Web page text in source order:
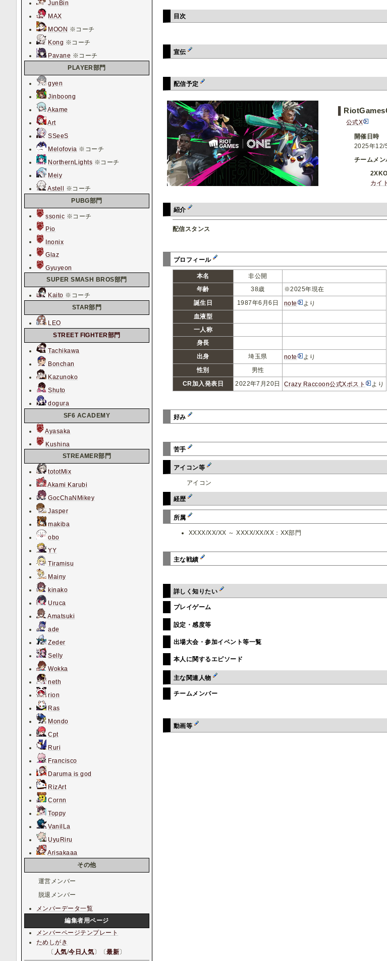
目次
宣伝
配信予定
公式X
開催日時
2025年12/
チームメン
2XKO
カイト
紹介
配信スタンス
プロフィール
本名
非公開
年齢
38歳
※2025年現在
誕生日
1987年6月6日 note
より
血液型
一人称
身長
出身
埼玉県 note
より
性別
男性
CR加入発表日
2022年7月20日 Crazy Raccoon公式Xポスト より
好み
苦手
アイコン等
アイコン
経歴
所属
XXXX/XX/XX ～ XXXX/XX/XX：XX部門
主な戦績
詳しく知りたい
プレイゲーム
設定・感度等
出場大会・参加イベント等一覧
本人に関するエピソード
主な関連人物
チームメンバー
動画等
JunBin
MAX
MOON ※コーチ
Kong ※コーチ
Pavane ※コーチ
PLAYER部門
gyen
Jinboong
Akame
Art
SSeeS
Melofovia ※コーチ
NorthernLights ※コーチ
Meiy
Astell
※コーチ
PUBG部門
ssonic ※コーチ
Pio
Inonix
Glaz
Gyuyeon
SUPER SMASH BROS部門
Kaito ※コーチ
STAR部門
LEO
STREET FIGHTER部門
Tachikawa
Bonchan
Kazunoko
Shuto
dogura
SF6 ACADEMY
Ayasaka
Kushina
STREAMER部門
tototMix
Akami Karubi
GocChaNMikey
Jasper
makiba
obo
YY
Tiramisu
Mainy
kinako
Uruca
Amatsuki
ade
Zeder
Selly
Wokka
neth
rion
Ras
Mondo
Cpt
Ruri
Francisco
Daruma is god
RizArt
Cornn
Toppy
VanilLa
UyuRiru
Arisakaaa
その他
運営メンバー
脱退メンバー
メンバーデータ一覧
編集者用ページ
メンバーページテンプレート
ためしがき
〔 人気/今日人気〕〔最新〕